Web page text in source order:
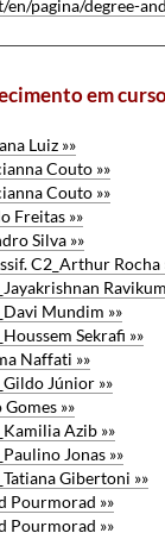
en/pagina/degree-
em
Luiz »»
Couto »»
Couto »»
Freitas »»
Silva »»
C2_Arthur Rocha
Mundim »»
Sekrafi »»
Naffati »»
Júnior »»
»»
Azib »»
Jonas »»
Gibertoni »»
Pourmorad »»
Pourmorad »»